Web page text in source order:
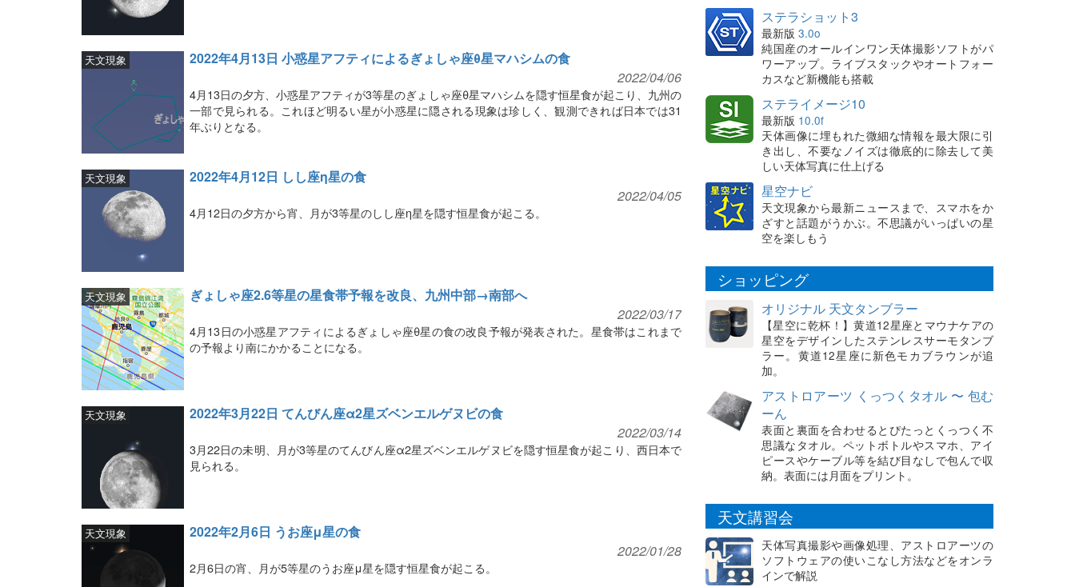
2022年4月13日 小惑星アフティによるぎょしゃ座θ星マハシムの食
天文現象
2022/04/06
4月13日の夕方、小惑星アフティが3等星のぎょしゃ座θ星マハシムを隠す恒星食が起こり、九州の
一部で見られる。これほど明るい星が小惑星に隠される現象は珍しく、観測できれば日本では31
年ぶりとなる。
2022年4月12日 しし座η星の食
天文現象
2022/04/05
4月12日の夕方から宵、月が3等星のしし座η星を隠す恒星食が起こる。
ぎょしゃ座2.6等星の星食帯予報を改良、九州中部→南部へ
天文現象
2022/03/17
4月13日の小惑星アフティによるぎょしゃ座θ星の食の改良予報が発表された。星食帯はこれまで
の予報より南にかかることになる。
2022年3月22日 てんびん座α2星ズベンエルゲヌビの食
天文現象
2022/03/14
3月22日の未明、月が3等星のてんびん座α2星ズベンエルゲヌビを隠す恒星食が起こり、西日本で
見られる。
2022年2月6日 うお座μ星の食
天文現象
2022/01/28
2月6日の宵、月が5等星のうお座μ星を隠す恒星食が起こる。
ステラショット3
最新版 3.0o
純国産のオールインワン天体撮影ソフトがパ
ワーアップ。ライブスタックやオートフォー
カスなど新機能も搭載
ステライメージ10
最新版 10.0f
天体画像に埋もれた微細な情報を最大限に引
き出し、不要なノイズは徹底的に除去して美
しい天体写真に仕上げる
星空ナビ
天文現象から最新ニュースまで、スマホをか
ざすと話題がうかぶ。不思議がいっぱいの星
空を楽しもう
ショッピング
オリジナル 天文タンブラー
【星空に乾杯！】黄道12星座とマウナケアの
星空をデザインしたステンレスサーモタンブ
ラー。黄道12星座に新色モカブラウンが追
加。
アストロアーツ くっつくタオル 〜 包む
ーん
表面と裏面を合わせるとぴたっとくっつく不
思議なタオル。ペットボトルやスマホ、アイ
ピースやケーブル等を結び目なしで包んで収
納。表面には月面をプリント。
天文講習会
天体写真撮影や画像処理、アストロアーツの
ソフトウェアの使いこなし方法などをオンラ
インで解説